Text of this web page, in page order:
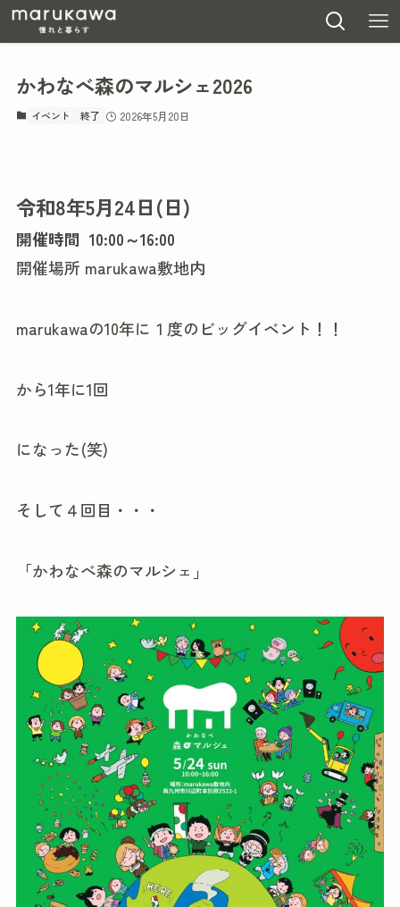
かわなべ森のマルシェ2026
イベント 終了 2026年5月20日
令和8年5月24日(日)
開催時間 10:00～16:00
開催場所 marukawa敷地内
marukawaの10年に１度のビッグイベント！！
から1年に1回
になった(笑)
そして４回目・・・
「かわなべ森のマルシェ」